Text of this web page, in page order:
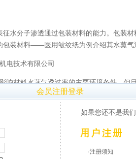
分子渗透通过包装材料的能力。包装材
装材料——医用皱纹纸为例介绍其水蒸气
电技术有限公司
料水蒸气透过率的主要环境条件，但
包装内水蒸气的蒸发情况，故本次试验
74mm的圆形试样，将试样装入W3/
试样的透湿杯放入仪器开始试验，仪器试
两侧存在湿度差，透湿杯中的水蒸气通
会员注册登录
如果您还不是我们的
·注册须知